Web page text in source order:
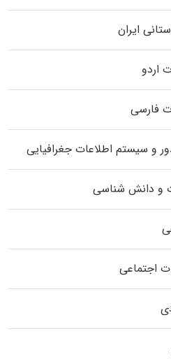
ایران
اردو
فارسی
و سیستم اطلاعات جغرافیایی
و دانش شناسی
اجتماعی